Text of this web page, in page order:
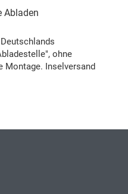
Abladen
ohne
Montage. Inselversand